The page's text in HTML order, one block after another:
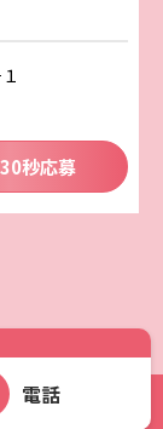
電話
秒応募